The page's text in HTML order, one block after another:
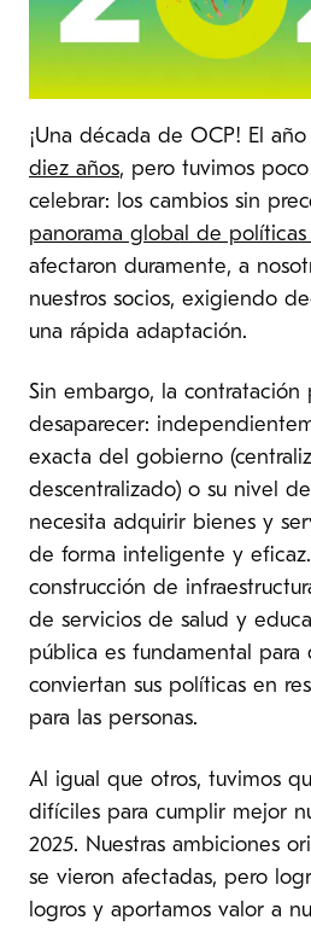
¡Una década de OCP! El
diez años, pero tuvimos
celebrar: los cambios sin
panorama global de
afectaron duramente, a
nuestros socios, exigiendo
una rápida adaptación.
Sin embargo, la contratación
desaparecer:
exacta del gobierno
descentralizado) o su nivel
necesita adquirir bienes y
de forma inteligente y
construcción de
de servicios de salud y
pública es fundamental para
conviertan sus políticas en
para las personas.
Al igual que otros, tuvimos
difíciles para cumplir mejor
2025. Nuestras ambiciones
se vieron afectadas, pero
logros y aportamos valor a